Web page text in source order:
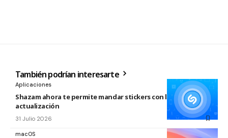
También podrían interesarte
Aplicaciones
Shazam ahora te permite mandar stickers con la nueva
actualización
31 Julio 2026
macOS